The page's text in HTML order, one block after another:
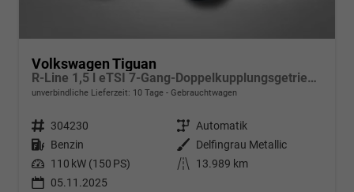
Volkswagen Tiguan
R-Line 1,5 l eTSI 7-Gang-Doppelkupplungsgetriebe DSG
unverbindliche Lieferzeit: 10 Tage Gebrauchtwagen
Fahrzeugnr. 304230 Getriebe Automatik
Kraftstoff Benzin Außenfarbe
Delfingrau Metallic
Leistung 110 kW (150 PS) Kilometerstand
13.989 km
05.11.2025